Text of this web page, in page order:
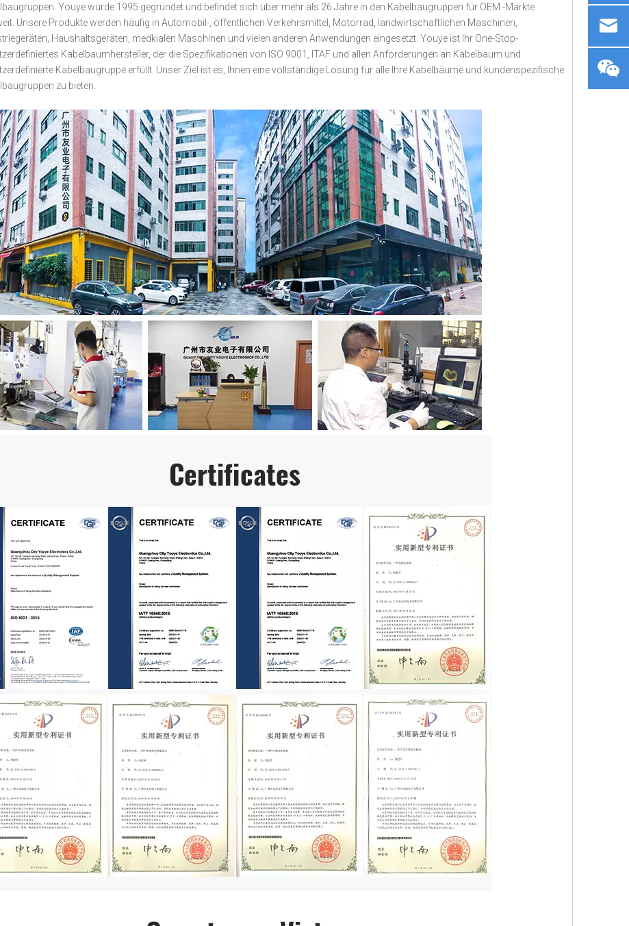
Youye wurde 1995 gegründet und befindet sich über mehr als 26 Jahre in den Kabelbaugruppen für OEM -Märkte
Unsere Produkte werden häufig in Automobil-, öffentlichen Verkehrsmittel, Motorrad, landwirtschaftlichen Maschinen,
Haushaltsgeräten, medkialen Maschinen und vielen anderen Anwendungen eingesetzt. Youye ist Ihr One-Stop-
Kabelbaumhersteller, der die Spezifikationen von ISO 9001, ITAF und allen Anforderungen an Kabelbaum und
Kabelbaugruppe erfüllt. Unser Ziel ist es, Ihnen eine vollständige Lösung für alle Ihre Kabelbäume und kundenspezifische
zu bieten.